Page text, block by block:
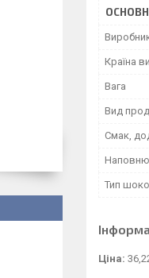
Країна
Вага
Вид
Смак,
Тип
Ціна: